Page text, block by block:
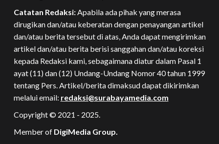
Catatan Redaksi:Apabila ada pihak yang merasa
dirugikan dan/atau keberatan dengan penayangan artikel
dan/atau berita tersebut di atas, Anda dapat mengirimkan
artikel dan/atau berita berisi sanggahan dan/atau koreksi
kepada Redaksi kami, sebagaimana diatur dalam Pasal 1
ayat (11) dan (12) Undang-Undang Nomor 40 tahun 1999
tentang Pers. Artikel/berita dimaksud dapat dikirimkan
melalui email: redaksi@surabayamedia.com
Copyright © 2021 - 2025.
Member of DigiMedia Group.